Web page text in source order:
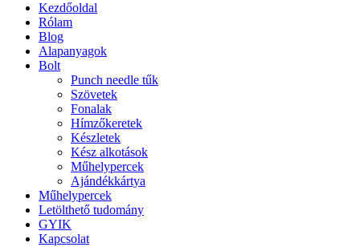
Kezdőoldal
Rólam
Blog
Alapanyagok
Bolt
Punch needle tűk
Szövetek
Fonalak
Hímzőkeretek
Készletek
Kész alkotások
Műhelypercek
Ajándékkártya
Műhelypercek
Letölthető tudomány
GYIK
Kapcsolat